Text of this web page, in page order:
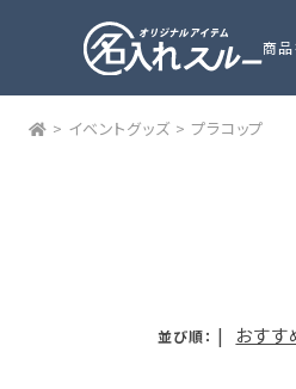
商品
> イベントグッズ > プラコップ
並び順： | おすす